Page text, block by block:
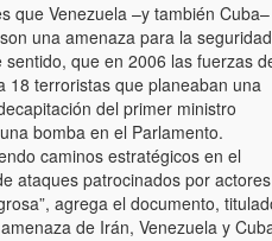
que Venezuela –y también Cuba–
una amenaza para la seguridad
que en 2006 las fuerzas
18 terroristas que planeaban una
del primer ministro
bomba en el Parlamento.
caminos estratégicos en el
ataques patrocinados por actores
agrega el documento,
de Irán, Venezuela y